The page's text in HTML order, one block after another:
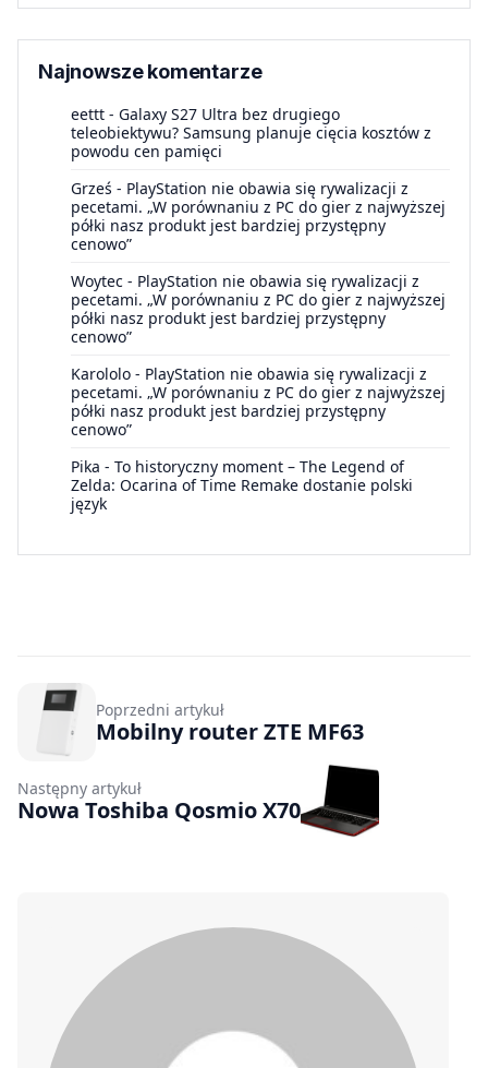
Najnowsze komentarze
eettt - Galaxy S27 Ultra bez drugiego
teleobiektywu? Samsung planuje cięcia kosztów z
powodu cen pamięci
Grześ - PlayStation nie obawia się rywalizacji z
pecetami. „W porównaniu z PC do gier z najwyższej
półki nasz produkt jest bardziej przystępny
cenowo”
Woytec - PlayStation nie obawia się rywalizacji z
pecetami. „W porównaniu z PC do gier z najwyższej
półki nasz produkt jest bardziej przystępny
cenowo”
Karololo - PlayStation nie obawia się rywalizacji z
pecetami. „W porównaniu z PC do gier z najwyższej
półki nasz produkt jest bardziej przystępny
cenowo”
Pika - To historyczny moment – The Legend of
Zelda: Ocarina of Time Remake dostanie polski
język
Poprzedni artykuł
Mobilny router ZTE MF63
Następny artykuł
Nowa Toshiba Qosmio X70